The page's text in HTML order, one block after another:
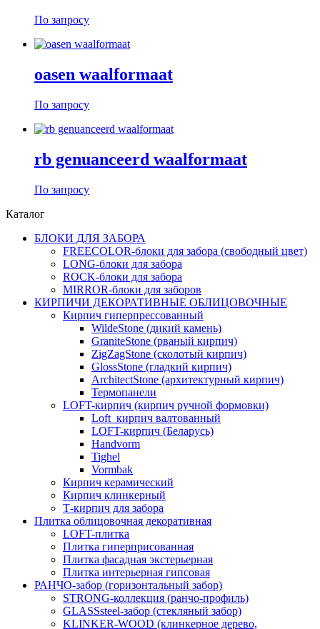
По запросу
oasen waalformaat
По запросу
rb genuanceerd waalformaat
По запросу
Каталог
БЛОКИ ДЛЯ ЗАБОРА
FREECOLOR-блоки для забора (свободный цвет)
LONG-блоки для забора
ROCK-блоки для забора
MIRROR-блоки для заборов
КИРПИЧИ ДЕКОРАТИВНЫЕ ОБЛИЦОВОЧНЫЕ
Кирпич гиперпрессованный
WildeStone (дикий камень)
GraniteStone (рваный кирпич)
ZigZagStone (сколотый кирпич)
GlossStone (гладкий кирпич)
ArchitectStone (архитектурный кирпич)
Термопанели
LOFT-кирпич (кирпич ручной формовки)
Loft_кирпич валтованный
LOFT-кирпич (Беларусь)
Handvorm
Tighel
Vormbak
Кирпич керамический
Кирпич клинкерный
Т-кирпич для забора
Плитка облицовочная декоративная
LOFT-плитка
Плитка гиперприсованная
Плитка фасадная экстерьерная
Плитка интерьерная гипсовая
РАНЧО-забор (горизонтальный забор)
STRONG-коллекция (ранчо-профиль)
GLASSsteel-забор (стекляный забор)
KLINKER-WOOD (клинкерное дерево,